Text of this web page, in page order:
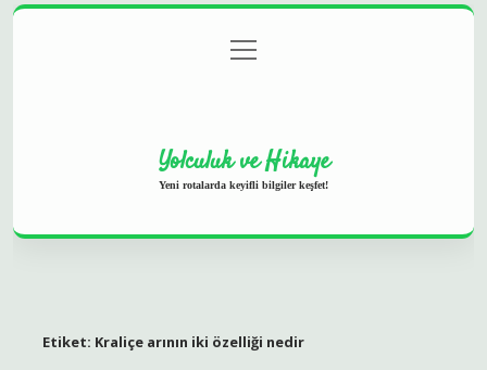
Gizlilik Politikası
menüyü
aç
Yolculuk ve Hikaye
Yeni rotalarda keyifli bilgiler keşfet!
Etiket: Kraliçe arının iki özelliği nedir